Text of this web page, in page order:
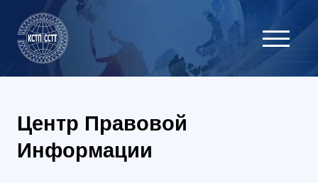
Центр Правовой
Информации